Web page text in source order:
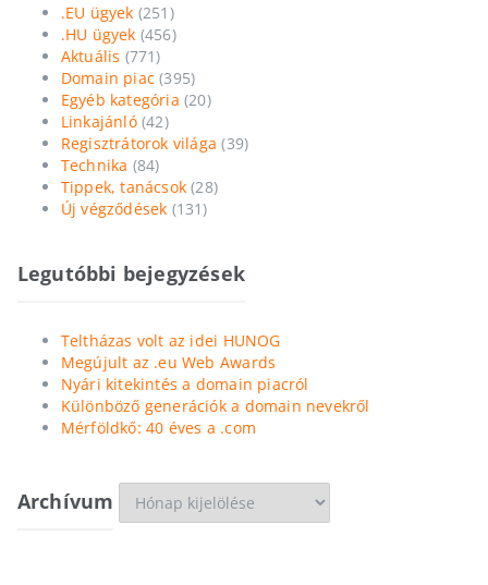
.EU ügyek (251)
.HU ügyek (456)
Aktuális (771)
Domain piac (395)
Egyéb kategória (20)
Linkajánló(42)
Regisztrátorok világa (39)
Technika (84)
Tippek, tanácsok (28)
Új végződések (131)
Legutóbbi bejegyzések
Teltházas volt az idei HUNOG
Megújult az .eu Web Awards
Nyári kitekintés a domain piacról
Különböző generációk a domain nevekről
Mérföldkő: 40 éves a .com
Archívum